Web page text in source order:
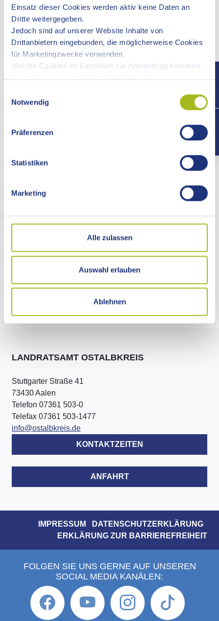
Einsatz dieser Cookies werden aktiv keine Daten an
Dritte weitergegeben.
Jedoch sind auf unserer Website Inhalte von
Drittanbietern eingebunden, die möglicherweise Cookies
für Marketingzwecke verwenden.
Welche Cookies im Einzelnen zur Anwendung kommen,
finden Sie unter dem Reiter „Details“ und in unserer
Notwendig
Präferenzen
Statistiken
Marketing
Alle zulassen
Auswahl erlauben
Ablehnen
Online-Antrag
Formulare und weitere Angebote
Voraussetzungen
Erforderliche Unterlagen
Vertiefende Informationen
Rechtsgrundlage
Freigabevermerk
LANDRATSAMT OSTALBKREIS
Stuttgarter Straße 41
73430 Aalen
Telefon 07361 503-0
Telefax 07361 503-1477
info@ostalbkreis.de
KONTAKTZEITEN
ANFAHRT
IMPRESSUM
DATENSCHUTZERKLÄRUNG
ERKLÄRUNG ZUR BARRIEREFREIHEIT
FOLGEN SIE UNS GERNE AUF UNSEREN
SOCIAL MEDIA KANÄLEN: